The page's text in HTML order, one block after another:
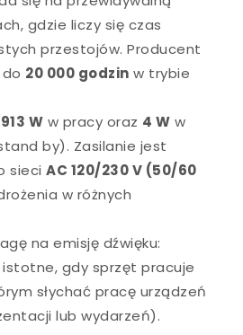
gdzie liczy się czas
przestojów. Producent
20 000 godzin w trybie
913 W w pracy oraz 4 W w
by). Zasilanie jest
sieciAC 120/230 V (50/60
w różnych
na emisję dźwięku:
istotne, gdy sprzęt pracuje
słychać pracę urządzeń
lub wydarzeń).